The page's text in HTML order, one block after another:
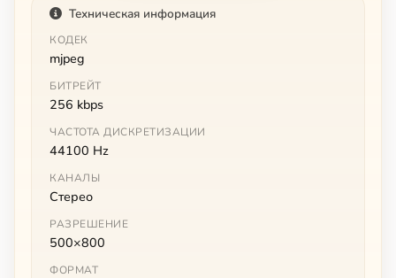
Техническая информация
КОДЕК
mjpeg
БИТРЕЙТ
256 kbps
ЧАСТОТА ДИСКРЕТИЗАЦИИ
44100 Hz
КАНАЛЫ
Стерео
РАЗРЕШЕНИЕ
500×800
ФОРМАТ